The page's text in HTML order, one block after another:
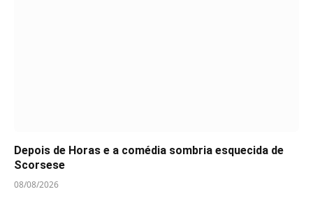
Depois de Horas e a comédia sombria esquecida de
Scorsese
08/08/2026